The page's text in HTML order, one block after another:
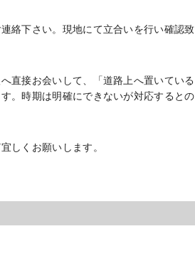
絡下さい。現地にて立合いを行い確認致
接お会いして、「道路上へ置いてい
時期は明確にできないが対応するとの
しくお願いします。